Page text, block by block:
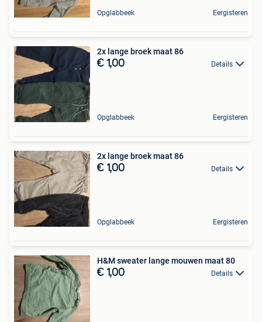
Opglabbeek Eergisteren
2x lange broek maat 86
€ 1,00 Details
Opglabbeek Eergisteren
2x lange broek maat 86
€ 1,00 Details
Opglabbeek Eergisteren
H&M sweater lange mouwen maat 80
€ 1,00 Details